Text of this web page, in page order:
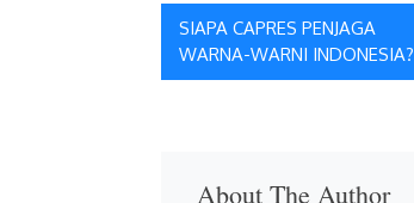
Navigasi
pos
SIAPA CAPRES PENJAGA
WARNA-WARNI INDONESIA?
About The Author